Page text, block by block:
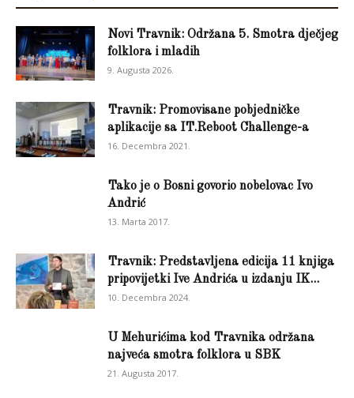
Novi Travnik: Održana 5. Smotra dječjeg
folklora i mladih
9. Augusta 2026.
Travnik: Promovisane pobjedničke
aplikacije sa IT.Reboot Challenge-a
16. Decembra 2021.
Tako je o Bosni govorio nobelovac Ivo
Andrić
13. Marta 2017.
Travnik: Predstavljena edicija 11 knjiga
pripovijetki Ive Andrića u izdanju IK...
10. Decembra 2024.
U Mehurićima kod Travnika održana
najveća smotra folklora u SBK
21. Augusta 2017.